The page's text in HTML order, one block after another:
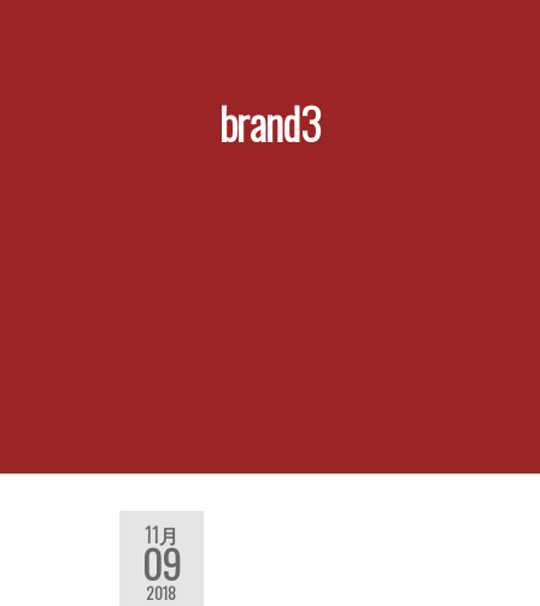
ス
株
brand3
11月
09
2018